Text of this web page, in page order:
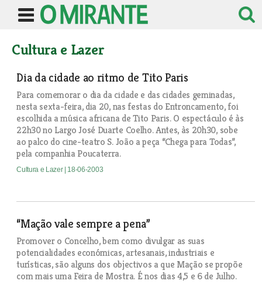
Cultura e Lazer
Dia da cidade ao ritmo de Tito Paris
Para comemorar o dia da cidade e das cidades geminadas,
nesta sexta-feira, dia 20, nas festas do Entroncamento, foi
escolhida a música africana de Tito Paris. O espectáculo é às
22h30 no Largo José Duarte Coelho. Antes, às 20h30, sobe
ao palco do cine-teatro S. João a peça “Chega para Todas”,
pela companhia Poucaterra.
Cultura e Lazer | 18-06-2003
“Mação vale sempre a pena”
Promover o Concelho, bem como divulgar as suas
potencialidades económicas, artesanais, industriais e
turísticas, são alguns dos objectivos a que Mação se propõe
com mais uma Feira de Mostra. É nos dias 4,5 e 6 de Julho.